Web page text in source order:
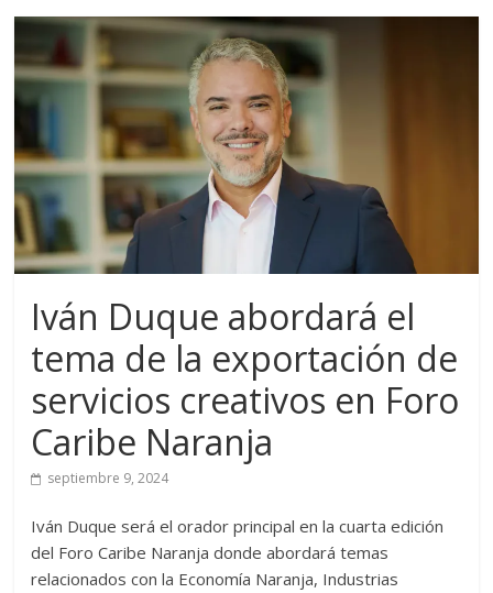
Iván Duque abordará el
tema de la exportación de
servicios creativos en Foro
Caribe Naranja
septiembre 9, 2024
Iván Duque será el orador principal en la cuarta edición
del Foro Caribe Naranja donde abordará temas
relacionados con la Economía Naranja, Industrias